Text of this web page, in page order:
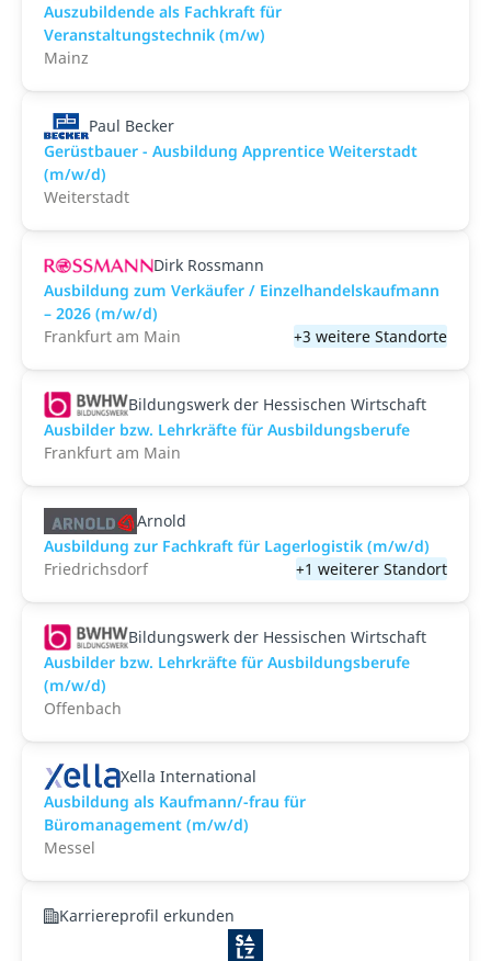
Auszubildende als Fachkraft für
Veranstaltungstechnik (m/w)
Mainz
Paul Becker
Gerüstbauer - Ausbildung Apprentice Weiterstadt
(m/w/d)
Weiterstadt
Dirk Rossmann
Ausbildung zum Verkäufer / Einzelhandelskaufmann
– 2026 (m/w/d)
Frankfurt am Main
+3 weitere Standorte
Bildungswerk der Hessischen Wirtschaft
Ausbilder bzw. Lehrkräfte für Ausbildungsberufe
Frankfurt am Main
Arnold
Ausbildung zur Fachkraft für Lagerlogistik (m/w/d)
Friedrichsdorf
+1 weiterer Standort
Bildungswerk der Hessischen Wirtschaft
Ausbilder bzw. Lehrkräfte für Ausbildungsberufe
(m/w/d)
Offenbach
Xella International
Ausbildung als Kaufmann/-frau für
Büromanagement (m/w/d)
Messel
Karriereprofil erkunden